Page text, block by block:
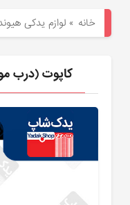
لوازم
خانه »لوازم یدکی
کاپوت (درب